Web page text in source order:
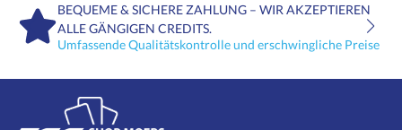
BEQUEME & SICHERE ZAHLUNG – WIR AKZEPTIEREN
ALLE GÄNGIGEN CREDITS.
Umfassende Qualitätskontrolle und erschwingliche Preise